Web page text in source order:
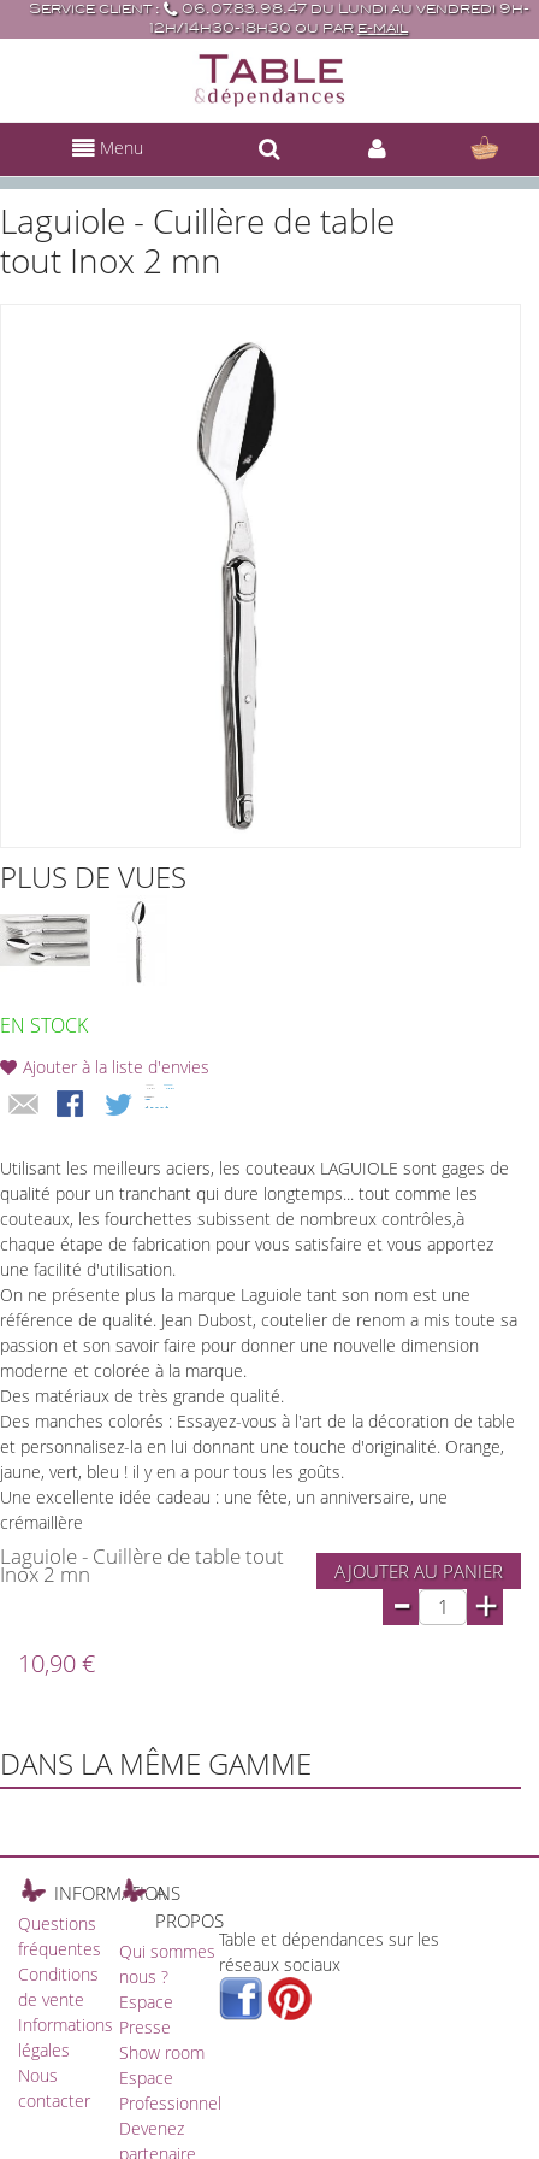
Service client :
06.07.83.98.47 du Lundi au vendredi 9h-
12h/14h30-18h30 ou par e-mail
Menu
Laguiole - Cuillère de table
tout Inox 2 mn
PLUS DE VUES
EN STOCK
Ajouter à la liste d'envies
Utilisant les meilleurs aciers, les couteaux LAGUIOLE sont gages de
qualité pour un tranchant qui dure longtemps... tout comme les
couteaux, les fourchettes subissent de nombreux contrôles,à
chaque étape de fabrication pour vous satisfaire et vous apportez
une facilité d'utilisation.
On ne présente plus la marque Laguiole tant son nom est une
référence de qualité. Jean Dubost, coutelier de renom a mis toute sa
passion et son savoir faire pour donner une nouvelle dimension
moderne et colorée à la marque.
Des matériaux de très grande qualité.
Des manches colorés : Essayez-vous à l'art de la décoration de table
et personnalisez-la en lui donnant une touche d'originalité. Orange,
jaune, vert, bleu ! il y en a pour tous les goûts.
Une excellente idée cadeau : une fête, un anniversaire, une
crémaillère
Laguiole - Cuillère de table tout
Inox 2 mn AJOUTER AU PANIER
- +
10,90 €
DANS LA MÊME GAMME
INFORMATIONS
Questions
fréquentes
Conditions
de vente
Informations
légales
Nous
contacter
A
PROPOS
Qui sommes
nous ?
Espace
Presse
Show room
Espace
Professionnel
Devenez
partenaire
Table et dépendances sur les
réseaux sociaux